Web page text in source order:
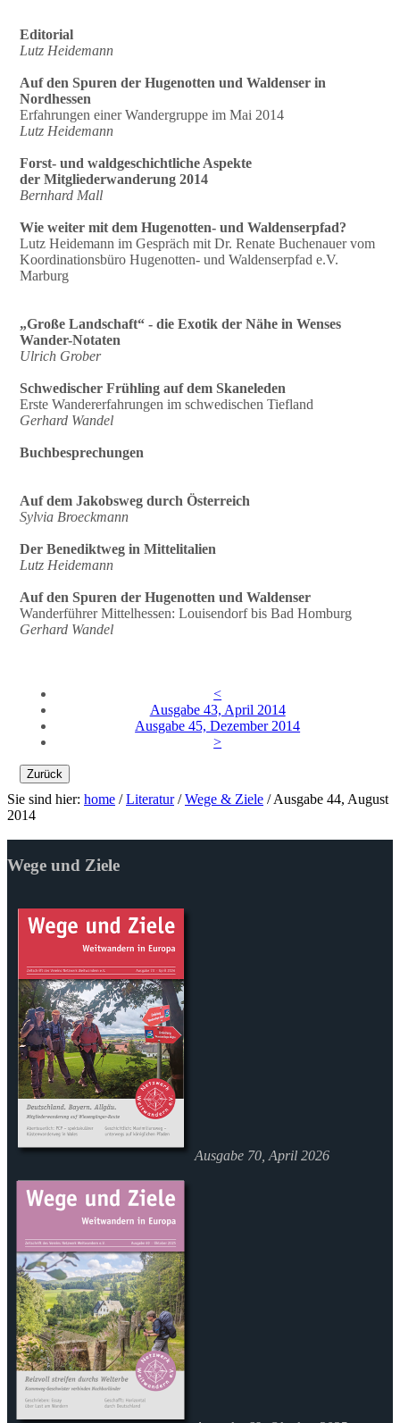
Editorial
Lutz Heidemann
Auf den Spuren der Hugenotten und Waldenser in
Nordhessen
Erfahrungen einer Wandergruppe im Mai 2014
Lutz Heidemann
Forst- und waldgeschichtliche Aspekte
der Mitgliederwanderung 2014
Bernhard Mall
Wie weiter mit dem Hugenotten- und Waldenserpfad?
Lutz Heidemann im Gespräch mit Dr. Renate Buchenauer vom
Koordinationsbüro Hugenotten- und Waldenserpfad e.V.
Marburg
„Große Landschaft“ - die Exotik der Nähe in Wenses
Wander-Notaten
Ulrich Grober
Schwedischer Frühling auf dem Skaneleden
Erste Wandererfahrungen im schwedischen Tiefland
Gerhard Wandel
Buchbesprechungen
Auf dem Jakobsweg durch Österreich
Sylvia Broeckmann
Der Benediktweg in Mittelitalien
Lutz Heidemann
Auf den Spuren der Hugenotten und Waldenser
Wanderführer Mittelhessen: Louisendorf bis Bad Homburg
Gerhard Wandel
<
Ausgabe 43, April 2014
Ausgabe 45, Dezember 2014
>
Zurück
Sie sind hier: home /Literatur/Wege & Ziele /Ausgabe 44, August
2014
Wege und Ziele
Ausgabe 70, April 2026